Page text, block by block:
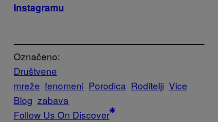
Instagramu
Označeno:
Društvene
mreže fenomeni Porodica Roditelji Vice
Blog zabava
Follow Us On Discover